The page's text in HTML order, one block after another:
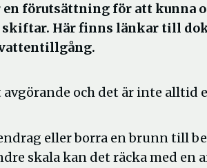
förutsättning för att kunna
Här finns länkar till
och det är inte alltid
eller borra en brunn till
skala kan det räcka med en